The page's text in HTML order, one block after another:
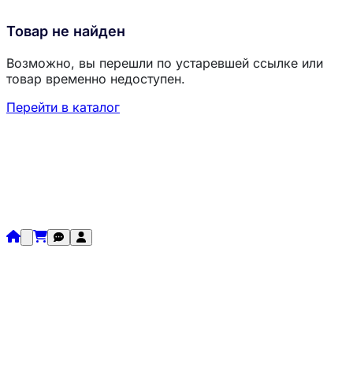
Товар не найден
Возможно, вы перешли по устаревшей ссылке или
товар временно недоступен.
Перейти в каталог
Загрузка товаров